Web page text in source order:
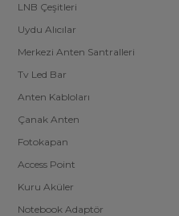
LNB Çeşitleri
Uydu Alıcılar
Merkezi Anten Santralleri
Tv Led Bar
Anten Kabloları
Çanak Anten
Fotokapan
Access Point
Kuru Aküler
Notebook Adaptör